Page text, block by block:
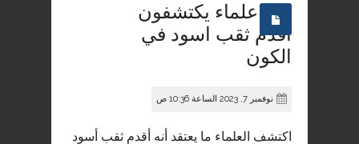
علماء يكتشفون
اقدم ثقب اسود في
الكون
نوفمبر 7, 2023 الساعة 10:36 ص
اكتشف العلماء ما يعتقد أنه أقدم ثقب أسود